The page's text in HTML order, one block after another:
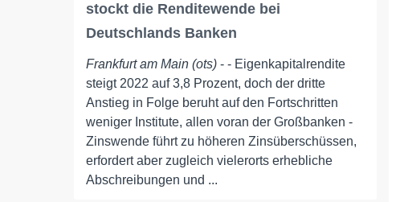
stockt die Renditewende bei
Deutschlands Banken
Frankfurt am Main (ots) - - Eigenkapitalrendite
steigt 2022 auf 3,8 Prozent, doch der dritte
Anstieg in Folge beruht auf den Fortschritten
weniger Institute, allen voran der Großbanken -
Zinswende führt zu höheren Zinsüberschüssen,
erfordert aber zugleich vielerorts erhebliche
Abschreibungen und ...